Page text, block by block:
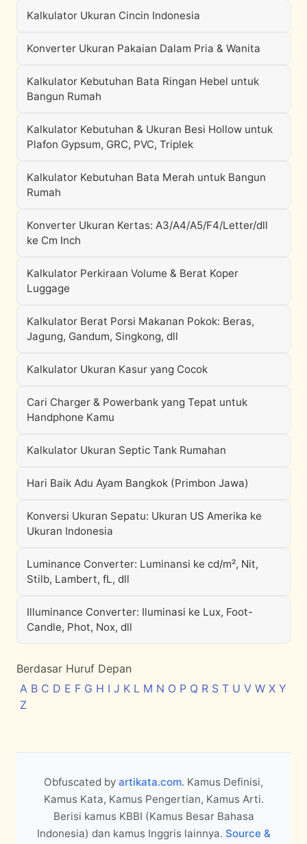
Kalkulator Ukuran Cincin Indonesia
Konverter Ukuran Pakaian Dalam Pria & Wanita
Kalkulator Kebutuhan Bata Ringan Hebel untuk
Bangun Rumah
Kalkulator Kebutuhan & Ukuran Besi Hollow untuk
Plafon Gypsum, GRC, PVC, Triplek
Kalkulator Kebutuhan Bata Merah untuk Bangun
Rumah
Konverter Ukuran Kertas: A3/A4/A5/F4/Letter/dll
ke Cm Inch
Kalkulator Perkiraan Volume & Berat Koper
Luggage
Kalkulator Berat Porsi Makanan Pokok: Beras,
Jagung, Gandum, Singkong, dll
Kalkulator Ukuran Kasur yang Cocok
Cari Charger & Powerbank yang Tepat untuk
Handphone Kamu
Kalkulator Ukuran Septic Tank Rumahan
Hari Baik Adu Ayam Bangkok (Primbon Jawa)
Konversi Ukuran Sepatu: Ukuran US Amerika ke
Ukuran Indonesia
Luminance Converter: Luminansi ke cd/m², Nit,
Stilb, Lambert, fL, dll
Illuminance Converter: Iluminasi ke Lux, Foot-
Candle, Phot, Nox, dll
Berdasar Huruf Depan
A B C D E F G H I J K L M N O P Q R S T U V W X Y
Z
Obfuscated by artikata.com. Kamus Definisi,
Kamus Kata, Kamus Pengertian, Kamus Arti.
Berisi kamus KBBI (Kamus Besar Bahasa
Indonesia) dan kamus Inggris lainnya. Source &